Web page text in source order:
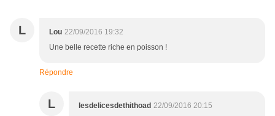
L Lou 22/09/2016 19:32
Une belle recette riche en poisson !
Répondre
L lesdelicesdethithoad 22/09/2016 20:15